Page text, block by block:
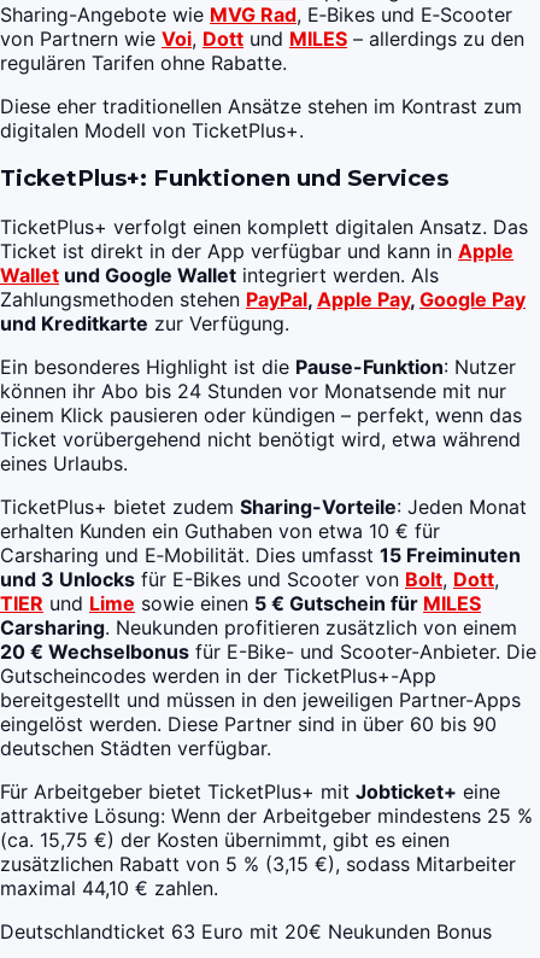
Sharing-Angebote wie MVG Rad, E‑Bikes und E‑Scooter
von Partnern wie Voi, Dott und MILES – allerdings zu den
regulären Tarifen ohne Rabatte.
Diese eher traditionellen Ansätze stehen im Kontrast zum
digitalen Modell von TicketPlus+.
TicketPlus+: Funktionen und Services
TicketPlus+ verfolgt einen komplett digitalen Ansatz. Das
Ticket ist direkt in der App verfügbar und kann in Apple
Wallet und Google Wallet integriert werden. Als
Zahlungsmethoden stehen PayPal, Apple Pay, Google Pay
und Kreditkarte zur Verfügung.
Ein besonderes Highlight ist die Pause-Funktion: Nutzer
können ihr Abo bis 24 Stunden vor Monatsende mit nur
einem Klick pausieren oder kündigen – perfekt, wenn das
Ticket vorübergehend nicht benötigt wird, etwa während
eines Urlaubs.
TicketPlus+ bietet zudem Sharing-Vorteile: Jeden Monat
erhalten Kunden ein Guthaben von etwa 10 € für
Carsharing und E‑Mobilität. Dies umfasst 15 Freiminuten
und 3 Unlocks für E-Bikes und Scooter von Bolt, Dott,
TIER und Lime sowie einen 5 € Gutschein für MILES
Carsharing. Neukunden profitieren zusätzlich von einem
20 € Wechselbonus für E-Bike- und Scooter-Anbieter. Die
Gutscheincodes werden in der TicketPlus+-App
bereitgestellt und müssen in den jeweiligen Partner-Apps
eingelöst werden. Diese Partner sind in über 60 bis 90
deutschen Städten verfügbar.
Für Arbeitgeber bietet TicketPlus+ mit Jobticket+ eine
attraktive Lösung: Wenn der Arbeitgeber mindestens 25 %
(ca. 15,75 €) der Kosten übernimmt, gibt es einen
zusätzlichen Rabatt von 5 % (3,15 €), sodass Mitarbeiter
maximal 44,10 € zahlen.
Deutschlandticket 63 Euro mit 20€ Neukunden Bonus